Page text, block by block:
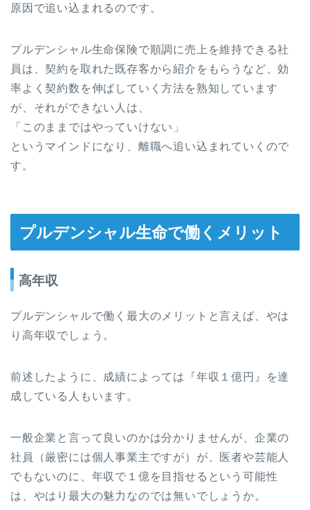
原因で追い込まれるのです。
プルデンシャル生命保険で順調に売上を維持できる社
員は、契約を取れた既存客から紹介をもらうなど、効
率よく契約数を伸ばしていく方法を熟知しています
が、それができない人は、
「このままではやっていけない」
というマインドになり、離職へ追い込まれていくので
す。
プルデンシャル生命で働くメリット
高年収
プルデンシャルで働く最大のメリットと言えば、やは
り高年収でしょう。
前述したように、成績によっては『年収１億円』を達
成している人もいます。
一般企業と言って良いのかは分かりませんが、企業の
社員（厳密には個人事業主ですが）が、医者や芸能人
でもないのに、年収で１億を目指せるという可能性
は、やはり最大の魅力なのでは無いでしょうか。